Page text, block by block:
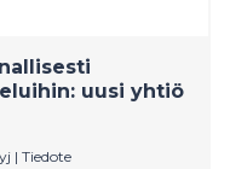
uusi yhtiö
| Tiedote